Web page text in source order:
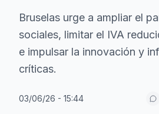
Bruselas urge a ampliar el
sociales, limitar el IVA
e impulsar la innovación y
críticas.
03/06/26 - 15:44